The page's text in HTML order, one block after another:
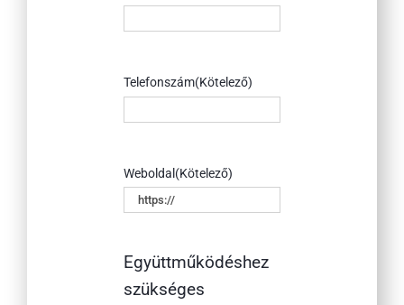
Telefonszám(Kötelező)
Weboldal (Kötelező)
Együttműködéshez
szükséges